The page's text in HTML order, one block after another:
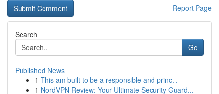
Report Page
Search
Go
Published News
1 This am built to be a responsible and princ...
1 NordVPN Review: Your Ultimate Security Guard...